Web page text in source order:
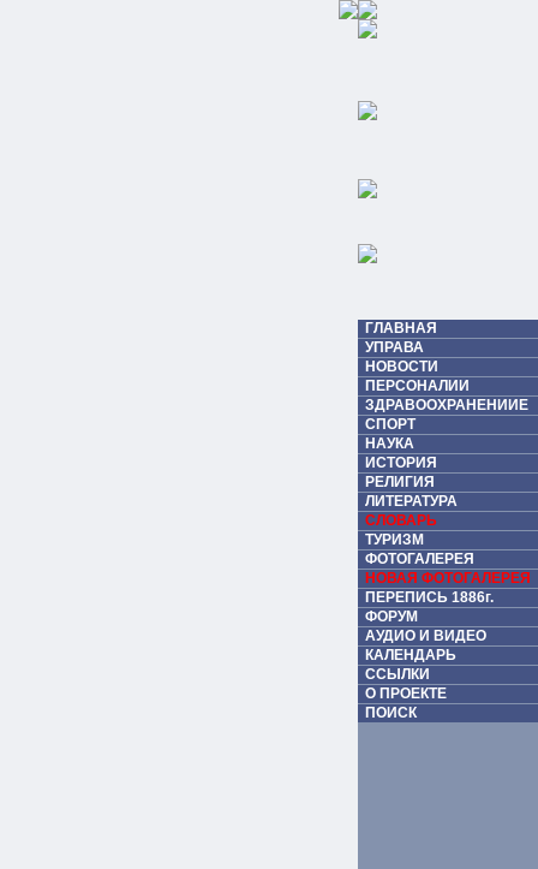
ГЛАВНАЯ
УПРАВА
НОВОСТИ
ПЕРСОНАЛИИ
ЗДРАВООХРАНЕНИИЕ
СПОРТ
НАУКА
ИСТОРИЯ
РЕЛИГИЯ
ЛИТЕРАТУРА
СЛОВАРЬ
ТУРИЗМ
ФОТОГАЛЕРЕЯ
НОВАЯ ФОТОГАЛЕРЕЯ
ПЕРЕПИСЬ 1886г.
ФОРУМ
АУДИО И ВИДЕО
КАЛЕНДАРЬ
ССЫЛКИ
О ПРОЕКТЕ
ПОИСК